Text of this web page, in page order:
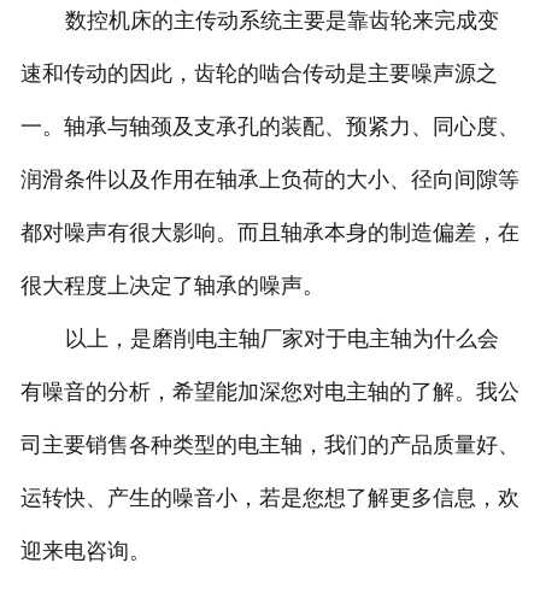
数控机床的主传动系统主要是靠齿轮来完成变
速和传动的因此，齿轮的啮合传动是主要噪声源之
一。轴承与轴颈及支承孔的装配、预紧力、同心度、
润滑条件以及作用在轴承上负荷的大小、径向间隙等
都对噪声有很大影响。而且轴承本身的制造偏差，在
很大程度上决定了轴承的噪声。
以上，是磨削电主轴厂家对于电主轴为什么会
有噪音的分析，希望能加深您对电主轴的了解。我公
司主要销售各种类型的电主轴，我们的产品质量好、
运转快、产生的噪音小，若是您想了解更多信息，欢
迎来电咨询。